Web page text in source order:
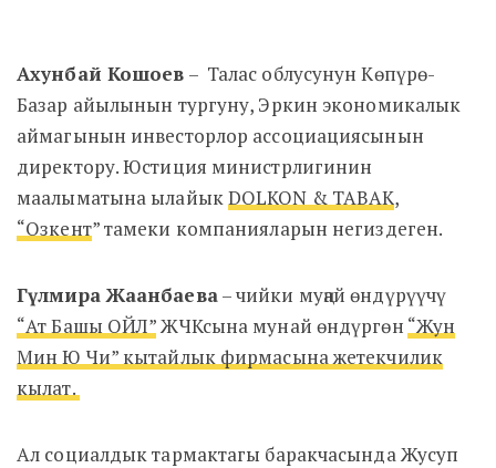
Ахунбай Кошоев – Талас облусунун Көпүрө-
Базар айылынын тургуну, Эркин экономикалык
аймагынын инвесторлор ассоциациясынын
директору. Юстиция министрлигинин
маалыматына ылайыкDOLKON & TABAK,
“Озкент” тамеки компанияларын негиздеген.
Гүлмира Жаанбаева– чийки муңай өндүрүүчү
“Ат Башы ОЙЛ”ЖЧКсына мунай өндүргөн “Жун
Мин Ю Чи” кытайлык фирмасына жетекчилик
кылат.
Ал социалдык тармактагы баракчасында Жусуп